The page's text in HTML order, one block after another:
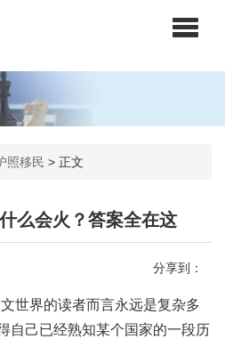
照移民 > 正文
么会火？答案全在这
分享到：
世界的读者而言永远是复杂多
自己已经熟知某个国家的一段历